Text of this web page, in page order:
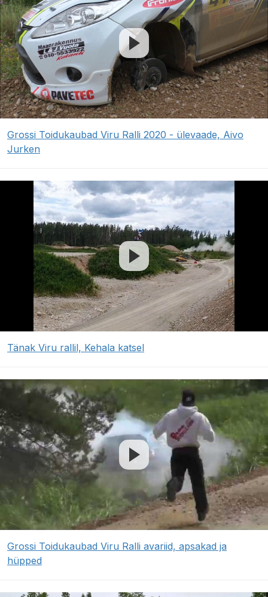
Grossi Toidukaubad Viru Ralli 2020 - ülevaade, Aivo
Jurken
Tänak Viru rallil, Kehala katsel
Grossi Toidukaubad Viru Ralli avariid, apsakad ja
hüpped